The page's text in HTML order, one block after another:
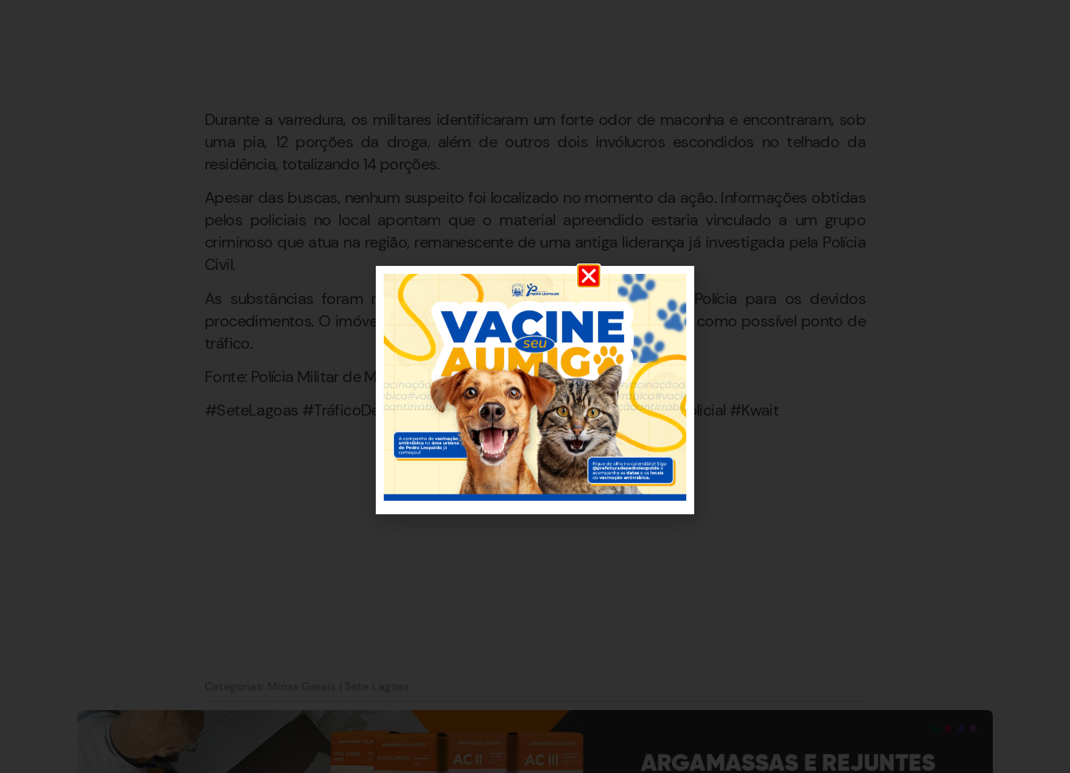
Durante a varredura, os militares identificaram um forte odor de maconha e encontraram, sob
uma pia, 12 porções da droga, além de outros dois invólucros escondidos no telhado da
residência, totalizando 14 porções.
Apesar das buscas, nenhum suspeito foi localizado no momento da ação. Informações obtidas
pelos policiais no local apontam que o material apreendido estaria vinculado a um grupo
criminoso que atua na região, remanescente de uma antiga liderança já investigada pela Polícia
Civil.
As substâncias foram recolhidas e encaminhadas à Delegacia de Polícia para os devidos
procedimentos. O imóvel continuará sob observação das autoridades como possível ponto de
tráfico.
Fonte: Polícia Militar de Minas Gerais
#SeteLagoas #TráficoDeDrogas #PMMG #SegurançaPública #AçãoPolicial #Kwait